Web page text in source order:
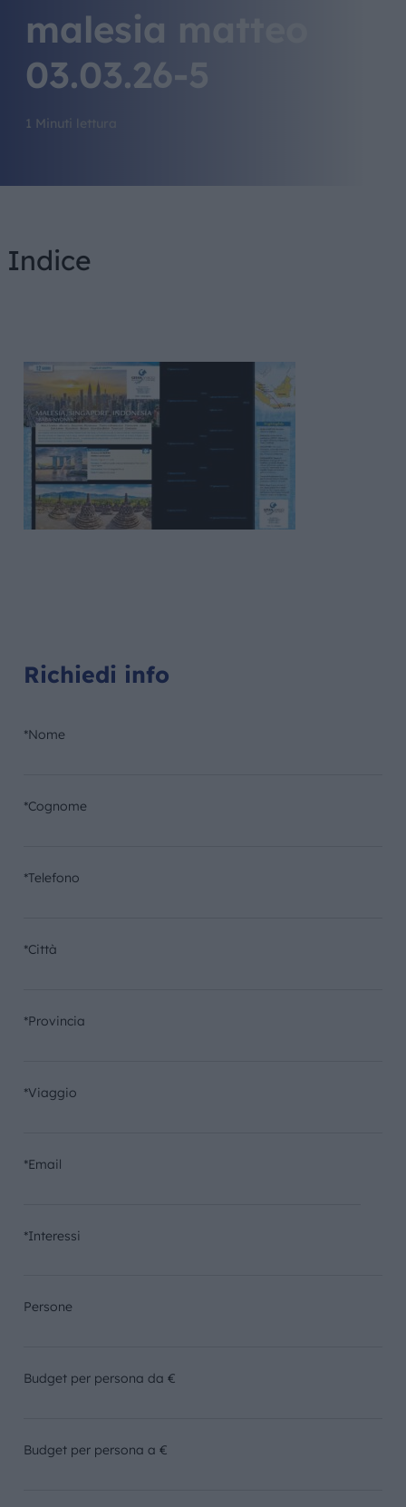
malesia matteo
03.03.26-5
1 Minuti lettura
Indice
Richiedi info
*Nome
*Cognome
*Telefono
*Città
*Provincia
*Viaggio
*Email
*Interessi
Persone
Budget per persona da €
Budget per persona a €